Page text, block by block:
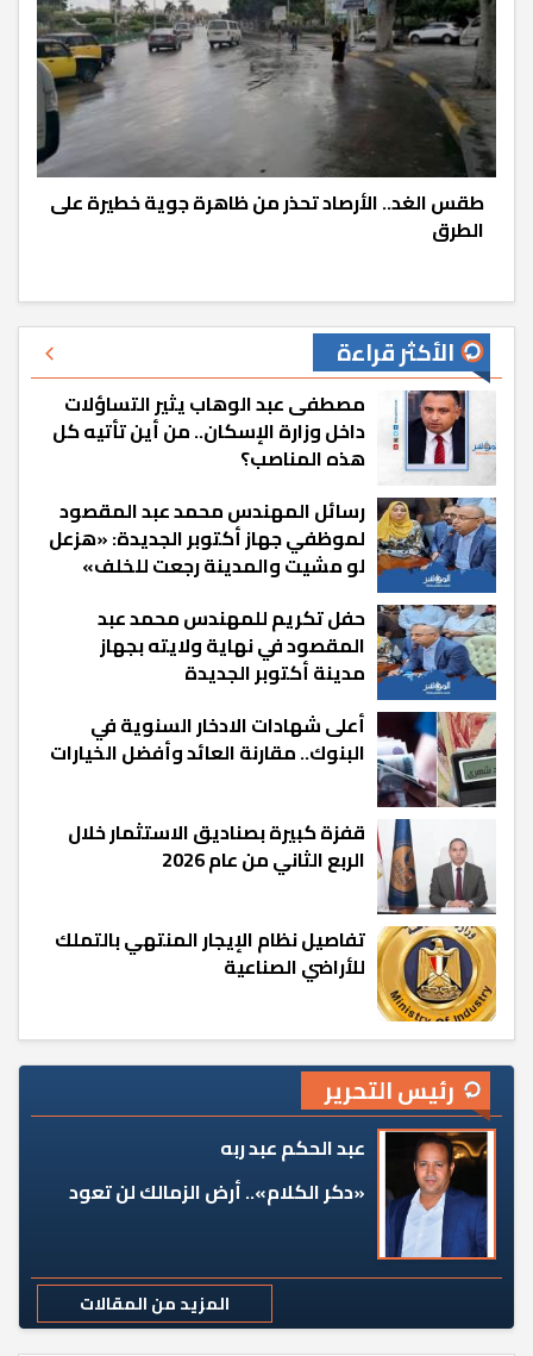
طقس الغد.. الأرصاد تحذر من ظاهرة جوية خطيرة على
الطرق
الأكثر قراءة
مصطفى عبد الوهاب يثير التساؤلات
داخل وزارة الإسكان.. من أين تأتيه كل
هذه المناصب؟
رسائل المهندس محمد عبد المقصود
لموظفي جهاز أكتوبر الجديدة: «هزعل
لو مشيت والمدينة رجعت للخلف»
حفل تكريم للمهندس محمد عبد
المقصود في نهاية ولايته بجهاز
مدينة أكتوبر الجديدة
أعلى شهادات الادخار السنوية في
البنوك.. مقارنة العائد وأفضل الخيارات
قفزة كبيرة بصناديق الاستثمار خلال
الربع الثاني من عام 2026
تفاصيل نظام الإيجار المنتهي بالتملك
للأراضي الصناعية
رئيس التحرير
عبد الحكم عبد ربه
«دكر الكلام».. أرض الزمالك لن تعود
المزيد من المقالات